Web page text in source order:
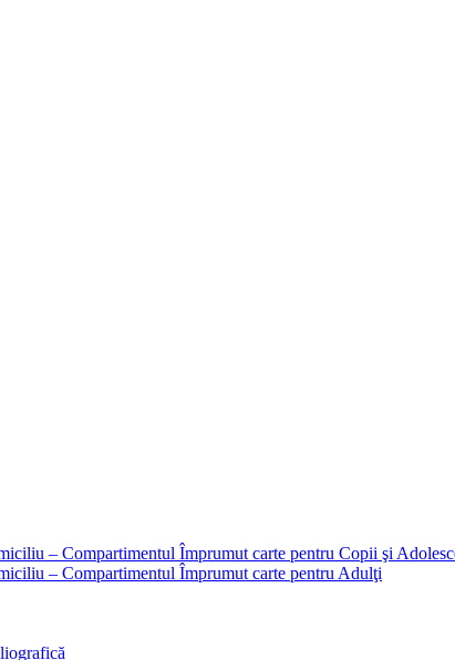
– Compartimentul Împrumut carte pentru Copii şi
– Compartimentul Împrumut carte pentru Adulţi